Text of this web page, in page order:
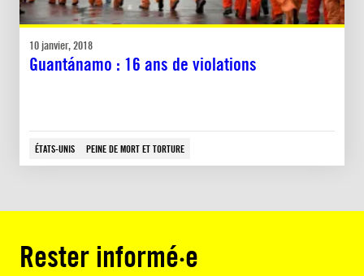
10 janvier, 2018
Guantánamo : 16 ans de violations
ÉTATS-UNIS PEINE DE MORT ET TORTURE
Rester informé·e